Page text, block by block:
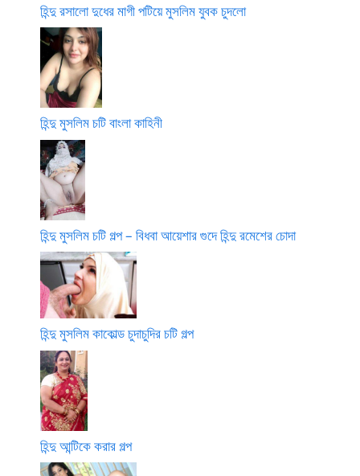
হিন্দু রসালো দুধের মাগী পটিয়ে মুসলিম যুবক চুদলো
হিন্দু মুসলিম চটি বাংলা কাহিনী
হিন্দু মুসলিম চটি গল্প – বিধবা আয়েশার গুদে হিন্দু রমেশের চোদা
হিন্দু মুসলিম কাকোল্ড চুদাচুদির চটি গল্প
হিন্দু আন্টিকে করার গল্প